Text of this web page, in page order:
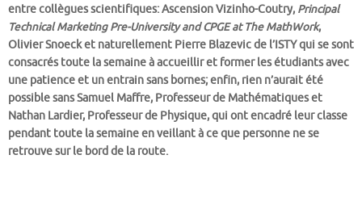
entre collègues scientifiques: Ascension Vizinho-Coutry, Principal
Technical Marketing Pre-University and CPGE at The MathWork,
Olivier Snoeck et naturellement Pierre Blazevic de l’ISTY qui se sont
consacrés toute la semaine à accueillir et former les étudiants avec
une patience et un entrain sans bornes; enfin, rien n’aurait été
possible sans Samuel Maffre, Professeur de Mathématiques et
Nathan Lardier, Professeur de Physique, qui ont encadré leur classe
pendant toute la semaine en veillant à ce que personne ne se
retrouve sur le bord de la route.